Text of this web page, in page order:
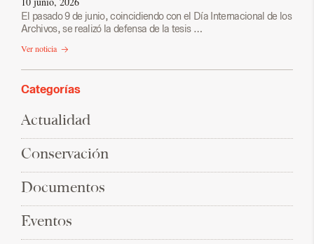
El pasado 9 de junio, coincidiendo con el Día Internacional de los
Archivos, se realizó la defensa de la tesis …
Ver noticia
Categorías
Actualidad
Conservación
Documentos
Eventos